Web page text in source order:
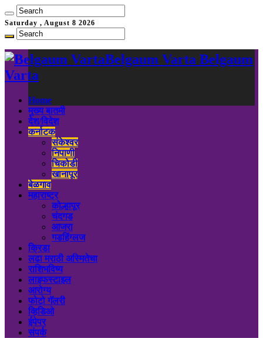
Saturday , August 8 2026
Belgaum Varta Belgaum
Varta
Home
मुख्य बातमी
देश/विदेश
कर्नाटक
संकेश्वर
निपाणी
चिकोडी
खानापूर
बेळगाव
महाराष्ट्र
कोल्हापूर
चंदगड
आजरा
गडहिंग्लज
क्रिडा
लढा मराठी अस्मितेचा
राशिभविष्य
लाइफस्टाइल
आरोग्य
फोटो गॅलरी
व्हिडिओ
ईपेपर
संपर्क